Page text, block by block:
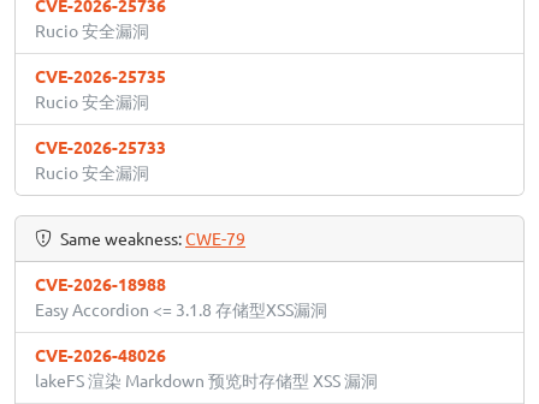
Rucio 安全漏洞
CVE-2026-25735
Rucio 安全漏洞
CVE-2026-25733
Rucio 安全漏洞
Same weakness:CWE-79
CVE-2026-18988
Easy Accordion <= 3.1.8 存储型XSS漏洞
CVE-2026-48026
lakeFS 渲染 Markdown 预览时存储型 XSS 漏洞